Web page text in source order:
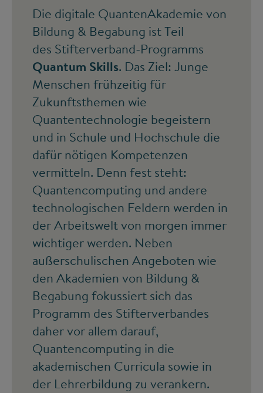
Die digitale QuantenAkademie von
Bildung & Begabung ist Teil
des Stifterverband-Programms
Quantum Skills. Das Ziel: Junge
Menschen frühzeitig für
Zukunftsthemen wie
Quantentechnologie begeistern
und in Schule und Hochschule die
dafür nötigen Kompetenzen
vermitteln. Denn fest steht:
Quantencomputing und andere
technologischen Feldern werden in
der Arbeitswelt von morgen immer
wichtiger werden. Neben
außerschulischen Angeboten wie
den Akademien von Bildung &
Begabung fokussiert sich das
Programm des Stifterverbandes
daher vor allem darauf,
Quantencomputing in die
akademischen Curricula sowie in
der Lehrerbildung zu verankern.